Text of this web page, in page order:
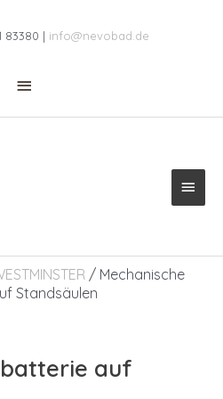
83380 | info@nevobad.de
Header
/ Mechanische
Standsäulen
auf